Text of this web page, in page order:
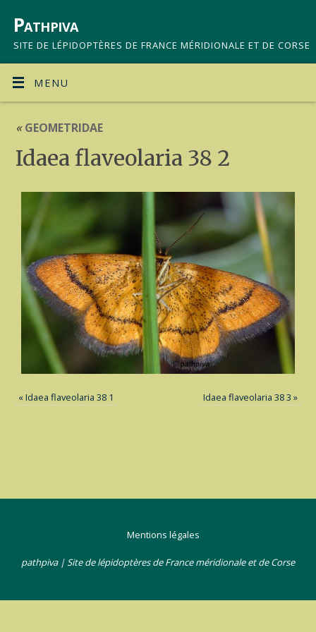
Pathpiva
SITE DE LÉPIDOPTÈRES DE FRANCE MÉRIDIONALE ET DE CORSE
MENU
«GEOMETRIDAE
Idaea flaveolaria 38 2
«Idaea flaveolaria 38 1 Idaea flaveolaria 38 3 »
Mentions légales
pathpiva | Site de lépidoptères de France méridionale et de Corse